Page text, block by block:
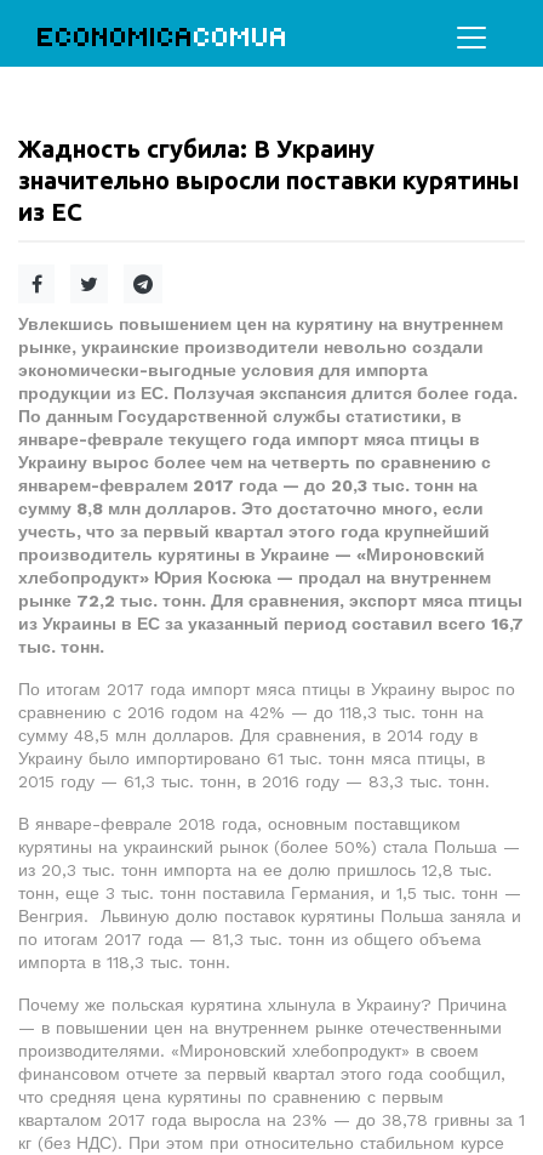
ECONOMICACOMUA
Жадность сгубила: В Украину
значительно выросли поставки курятины
из ЕС
Увлекшись повышением цен на курятину на внутреннем
рынке, украинские производители невольно создали
экономически-выгодные условия для импорта
продукции из ЕС. Ползучая экспансия длится более года.
По данным Государственной службы статистики, в
январе-феврале текущего года импорт мяса птицы в
Украину вырос более чем на четверть по сравнению с
январем-февралем 2017 года — до 20,3 тыс. тонн на
сумму 8,8 млн долларов. Это достаточно много, если
учесть, что за первый квартал этого года крупнейший
производитель курятины в Украине — «Мироновский
хлебопродукт» Юрия Косюка — продал на внутреннем
рынке 72,2 тыс. тонн. Для сравнения, экспорт мяса птицы
из Украины в ЕС за указанный период составил всего 16,7
тыс. тонн.
По итогам 2017 года импорт мяса птицы в Украину вырос по
сравнению с 2016 годом на 42% — до 118,3 тыс. тонн на
сумму 48,5 млн долларов. Для сравнения, в 2014 году в
Украину было импортировано 61 тыс. тонн мяса птицы, в
2015 году — 61,3 тыс. тонн, в 2016 году — 83,3 тыс. тонн.
В январе-феврале 2018 года, основным поставщиком
курятины на украинский рынок (более 50%) стала Польша —
из 20,3 тыс. тонн импорта на ее долю пришлось 12,8 тыс.
тонн, еще 3 тыс. тонн поставила Германия, и 1,5 тыс. тонн —
Венгрия. Львиную долю поставок курятины Польша заняла и
по итогам 2017 года — 81,3 тыс. тонн из общего объема
импорта в 118,3 тыс. тонн.
Почему же польская курятина хлынула в Украину? Причина
— в повышении цен на внутреннем рынке отечественными
производителями. «Мироновский хлебопродукт» в своем
финансовом отчете за первый квартал этого года сообщил,
что средняя цена курятины по сравнению с первым
кварталом 2017 года выросла на 23% — до 38,78 гривны за 1
кг (без НДС). При этом при относительно стабильном курсе